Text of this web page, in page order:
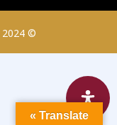
© 2024
Translate »